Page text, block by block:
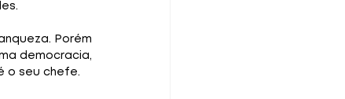
Porém
democracia,
o seu chefe.